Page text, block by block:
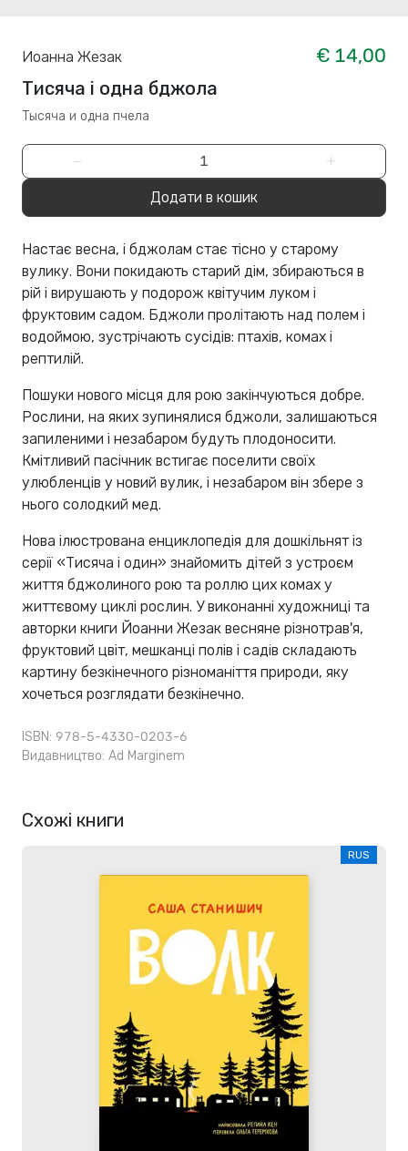
Иоанна Жезак
€ 14,00
Тисяча і одна бджола
Тысяча и одна пчела
− +
Додати в кошик
Настає весна, і бджолам стає тісно у старому
вулику. Вони покидають старий дім, збираються в
рій і вирушають у подорож квітучим луком і
фруктовим садом. Бджоли пролітають над полем і
водоймою, зустрічають сусідів: птахів, комах і
рептилій.
Пошуки нового місця для рою закінчуються добре.
Рослини, на яких зупинялися бджоли, залишаються
запиленими і незабаром будуть плодоносити.
Кмітливий пасічник встигає поселити своїх
улюбленців у новий вулик, і незабаром він збере з
нього солодкий мед.
Нова ілюстрована енциклопедія для дошкільнят із
серії «Тисяча і один» знайомить дітей з устроєм
життя бджолиного рою та роллю цих комах у
життєвому циклі рослин. У виконанні художниці та
авторки книги Йоанни Жезак весняне різнотрав'я,
фруктовий цвіт, мешканці полів і садів складають
картину безкінечного різноманіття природи, яку
хочеться розглядати безкінечно.
ISBN: 978-5-4330-0203-6
Видавництво: Ad Marginem
Схожі книги
RUS